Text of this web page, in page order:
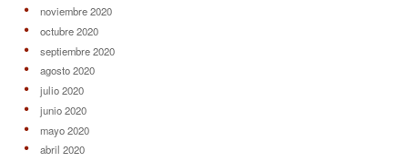
noviembre 2020
octubre 2020
septiembre 2020
agosto 2020
julio 2020
junio 2020
mayo 2020
abril 2020